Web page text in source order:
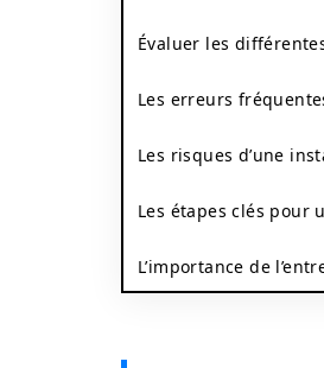
Évaluer les
Les erreurs
Les risques d’une
Les étapes clés pour
L’importance de